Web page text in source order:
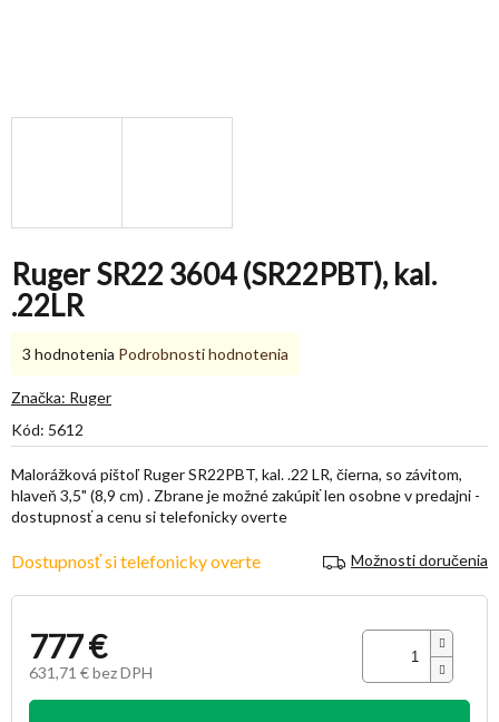
Ruger SR22 3604 (SR22PBT), kal.
.22LR
Kód: 5612
Dostupnosť si telefonicky overte Možnosti doručenia
777 €
631,71 € bez DPH
Jednotková
Malorážková pištoľ Ruger SR22PBT, kal. .22 LR, čierna, so závitom,
hlaveň 3,5" (8,9 cm) . Zbrane je možné zakúpiť len osobne v predajni -
dostupnosť a cenu si telefonicky overte
Priemerné
produktu
5,0
5
hviezdičiek.
3 hodnotenia Podrobnosti hodnotenia
Značka: Ruger